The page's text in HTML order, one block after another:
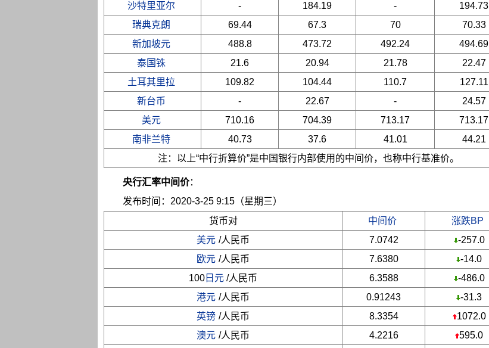
沙特里亚尔
- 184.19 -
194.73
瑞典克朗
69.44 67.3 70
70.33
新加坡元
488.8 473.72 492.24
494.69
泰国铢
21.6 20.94 21.78
22.47
土耳其里拉
109.82 104.44 110.7
127.11
新台币
- 22.67 -
24.57
美元
710.16 704.39 713.17
713.17
南非兰特
40.73 37.6 41.01
44.21
注：以上“中行折算价”是中国银行内部使用的中间价，也称中行基准价。
央行汇率中间价：
发布时间：2020-3-25 9:15（星期三）
货币对
中间价
涨跌BP
美元 /人民币 7.0742
-257.0
欧元 /人民币 7.6380
-14.0
100日元 /人民币 6.3588
-486.0
港元 /人民币 0.91243
-31.3
英镑 /人民币 8.3354
1072.0
澳元 /人民币 4.2216
595.0